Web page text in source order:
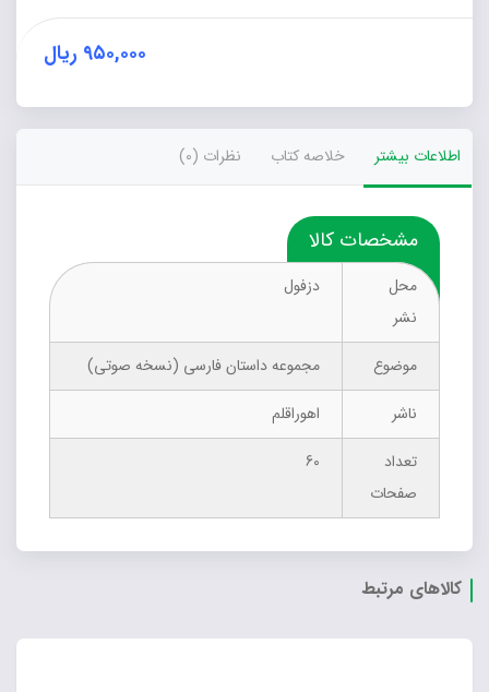
است
۹۵۰,۰۰۰ ریال
اطلاعات بیشتر خلاصه کتاب نظرات (0)
مشخصات کالا
محل
نشر
دزفول
موضوع
مجموعه داستان فارسی (نسخه صوتی)
ناشر
اهوراقلم
تعداد
صفحات
60
کالاهای مرتبط